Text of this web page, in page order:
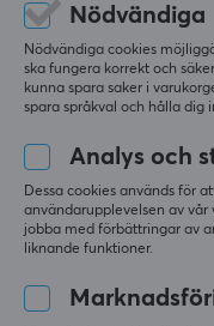
Visa original
Deltaco Gaming DMP450
0 likes
Allan S
Level 5
Casual
Deltaco Gaming DMP450
Oskar K
Nödvändiga
Nödvändiga cookies
ska fungera korrekt och
kunna spara saker i
spara språkval och hålla dig
Analys och
Dessa cookies används för
användarupplevelsen av
jobba med förbättringar av
liknande funktioner.